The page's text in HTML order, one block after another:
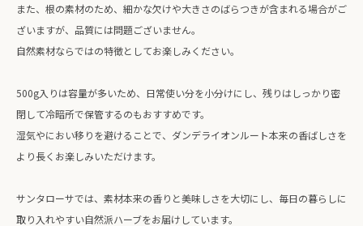
また、根の素材のため、細かな欠けや大きさのばらつきが含まれる場合がご
ざいますが、品質には問題ございません。
自然素材ならではの特徴としてお楽しみください。
500g入りは容量が多いため、日常使い分を小分けにし、残りはしっかり密
閉して冷暗所で保管するのもおすすめです。
湿気やにおい移りを避けることで、ダンデライオンルート本来の香ばしさを
より長くお楽しみいただけます。
サンタローサでは、素材本来の香りと美味しさを大切にし、毎日の暮らしに
取り入れやすい自然派ハーブをお届けしています。